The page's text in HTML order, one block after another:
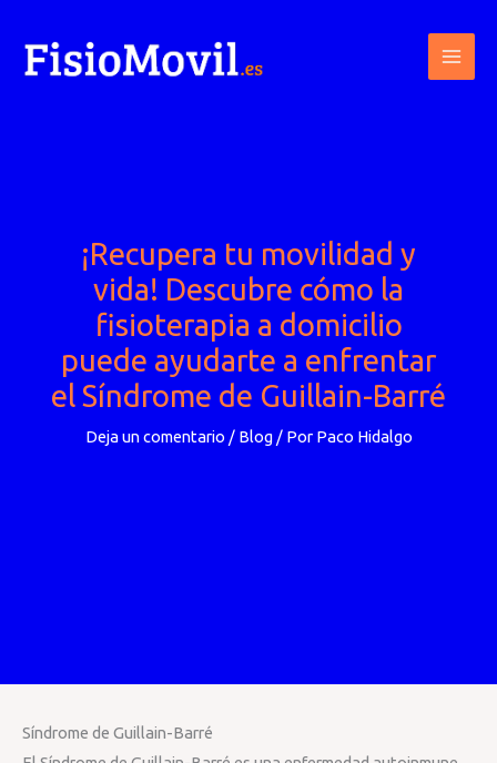
contenido
¡Recupera tu movilidad y
vida! Descubre cómo la
fisioterapia a domicilio
puede ayudarte a enfrentar
el Síndrome de Guillain-Barré
Deja un comentario / Blog/ Por Paco Hidalgo
Síndrome de Guillain-Barré